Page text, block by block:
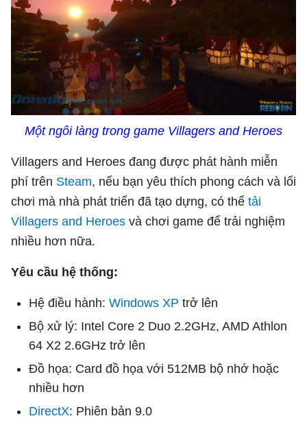
Một ngôi làng trong game Villagers and Heroes
Villagers and Heroes đang được phát hành miễn
phí trên Steam, nếu bạn yêu thích phong cách và lối
chơi mà nhà phát triển đã tạo dựng, có thể tải
Villagers and Heroes và chơi game để trải nghiệm
nhiều hơn nữa.
Yêu cầu hệ thống:
Hệ điều hành: Windows XP trở lên
Bộ xử lý: Intel Core 2 Duo 2.2GHz, AMD Athlon
64 X2 2.6GHz trở lên
Đồ họa: Card đồ họa với 512MB bộ nhớ hoặc
nhiều hơn
DirectX: Phiên bản 9.0